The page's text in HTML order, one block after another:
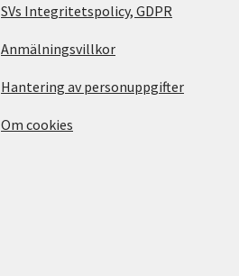
SVs Integritetspolicy, GDPR
Anmälningsvillkor
Hantering av personuppgifter
Om cookies